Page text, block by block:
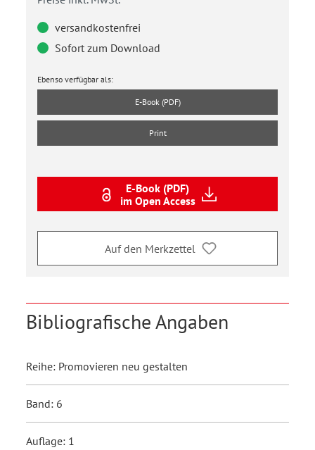
versandkostenfrei
Sofort zum Download
Ebenso verfügbar als:
E-Book (PDF)
Print
E-Book (PDF)
im Open Access
Auf den Merkzettel
Bibliografische Angaben
Reihe: Promovieren neu gestalten
Band: 6
Auflage: 1